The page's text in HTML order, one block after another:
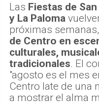
Las Fiestas de
y La Paloma
próximas
de Centro en
culturales,
tradicionales. El
"agosto es el mes
Centro late de una
a mostrar el alma